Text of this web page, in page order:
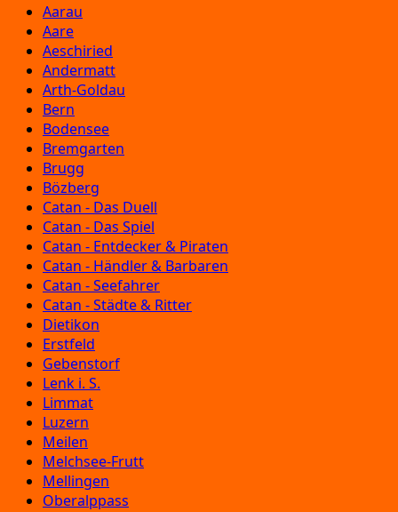
Aarau
Aare
Aeschiried
Andermatt
Arth-Goldau
Bern
Bodensee
Bremgarten
Brugg
Bözberg
Catan - Das Duell
Catan - Das Spiel
Catan - Entdecker & Piraten
Catan - Händler & Barbaren
Catan - Seefahrer
Catan - Städte & Ritter
Dietikon
Erstfeld
Gebenstorf
Lenk i. S.
Limmat
Luzern
Meilen
Melchsee-Frutt
Mellingen
Oberalppass